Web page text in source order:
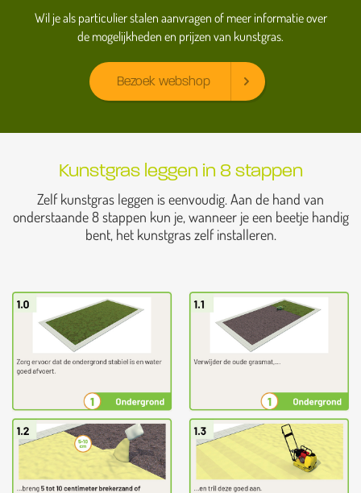
Wil je als particulier stalen aanvragen of meer informatie over
de mogelijkheden en prijzen van kunstgras.
Bezoek webshop
Kunstgras leggen in 8 stappen
Zelf kunstgras leggen is eenvoudig. Aan de hand van
onderstaande 8 stappen kun je, wanneer je een beetje handig
bent, het kunstgras zelf installeren.